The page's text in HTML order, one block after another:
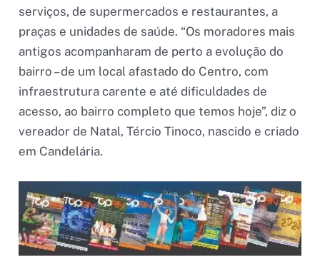
serviços, de supermercados e restaurantes, a
praças e unidades de saúde. “Os moradores mais
antigos acompanharam de perto a evolução do
bairro – de um local afastado do Centro, com
infraestrutura carente e até dificuldades de
acesso, ao bairro completo que temos hoje”, diz o
vereador de Natal, Tércio Tinoco, nascido e criado
em Candelária.